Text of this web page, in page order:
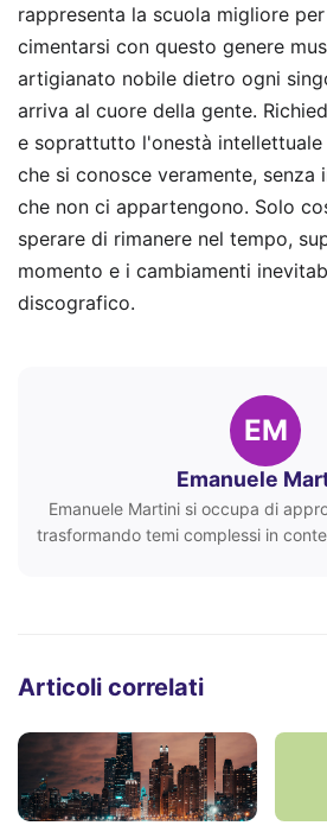
rappresenta la scuola migliore
cimentarsi con questo genere
artigianato nobile dietro ogni
arriva al cuore della gente.
e soprattutto l'onestà
che si conosce veramente, senza
che non ci appartengono. Solo
sperare di rimanere nel tempo,
momento e i cambiamenti
discografico.
EM
Emanuele
Emanuele Martini si occupa di
trasformando temi complessi in
Articoli correlati